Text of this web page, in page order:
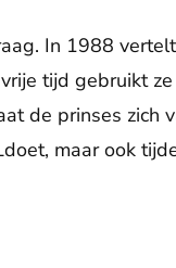
In 1988
tijd gebruikt
de prinses zich
maar ook